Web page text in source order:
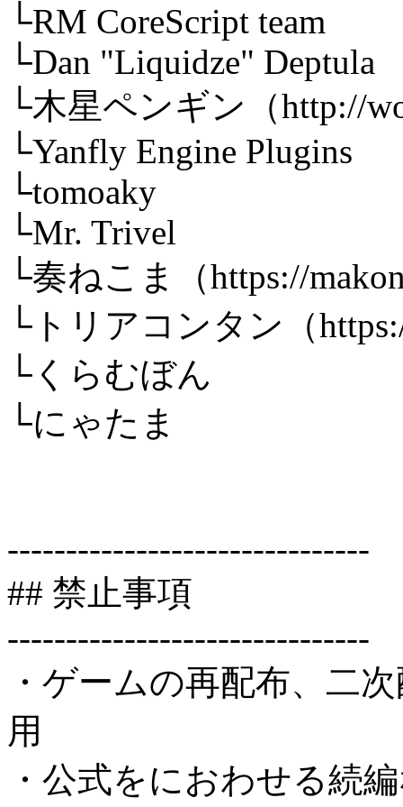
└RM CoreScript team
└Dan "Liquidze" Deptula
└木星ペンギン（http://
└Yanfly Engine Plugins
└tomoaky
└Mr. Trivel
└奏ねこま（https://
└トリアコンタン（
└くらむぼん
└にゃたま
-------------------------------
## 禁止事項
-------------------------------
・ゲームの再配布、二
用
・公式をにおわせる続